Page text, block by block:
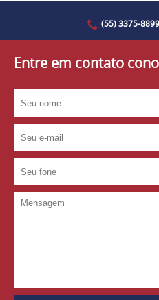
(55) 3375-
Entre em contato